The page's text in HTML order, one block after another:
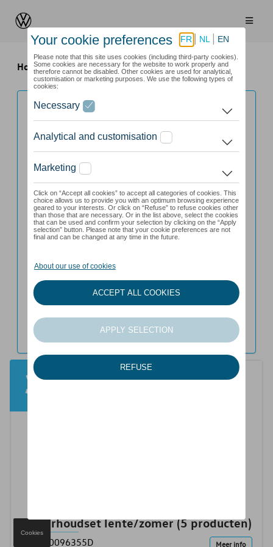
Home Volkswagen Accessoires
Op zoek naar
zomerwielensets?
Model
Versie
34,04€
Onderhoudset lente/zomer (5 producten)
ref: 000096355D Meer info
Cookies